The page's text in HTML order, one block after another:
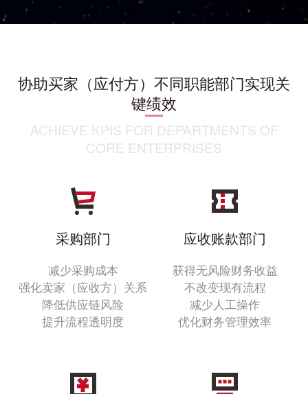
协助买家（应付方）不同职能部门实现关
键绩效
ACHIEVE KPIS FOR DEPARTMENTS OF
CORE ENTERPRISES
采购部门
减少采购成本
强化卖家（应收方）关系
降低供应链风险
提升流程透明度
应收账款部门
获得无风险财务收益
不改变现有流程
减少人工操作
优化财务管理效率